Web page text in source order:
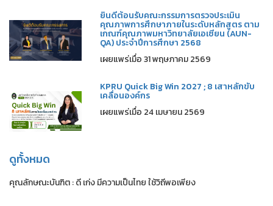
ยินดีต้อนรับคณะกรรมการตรวจประเมิน
คุณภาพการศึกษาภายในระดับหลักสูตร ตาม
เกณฑ์คุณภาพมหาวิทยาลัยเอเซียน (AUN-
QA) ประจำปีการศึกษา 2568
เผยแพร่เมื่อ 31 พฤษภาคม 2569
KPRU Quick Big Win 2027 ; 8 เสาหลักขับ
เคลื่อนองค์กร
เผยแพร่เมื่อ 24 เมษายน 2569
ดูทั้งหมด
คุณลักษณะบันฑิต : ดี เก่ง มีความเป็นไทย ใช้วิถีพอเพียง